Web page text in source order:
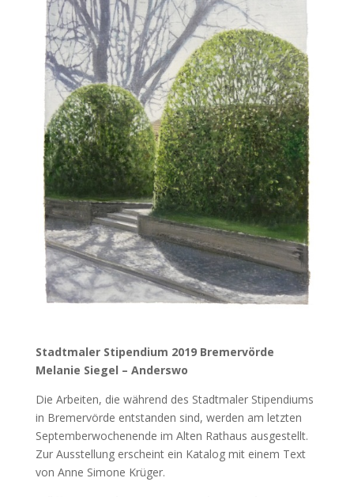
Stadtmaler Stipendium 2019 Bremervörde
Melanie Siegel – Anderswo
Die Arbeiten, die während des Stadtmaler Stipendiums
in Bremervörde entstanden sind, werden am letzten
Septemberwochenende im Alten Rathaus ausgestellt.
Zur Ausstellung erscheint ein Katalog mit einem Text
von Anne Simone Krüger.